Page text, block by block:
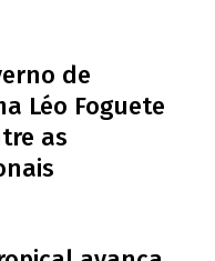
de
Léo Foguete
as